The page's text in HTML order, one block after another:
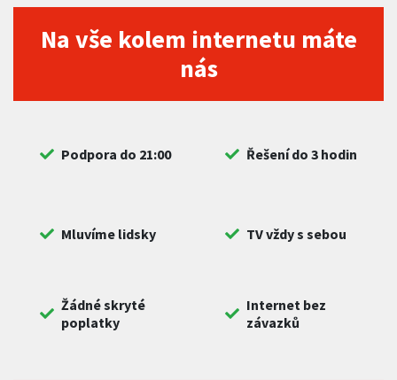
Na vše kolem internetu máte
nás
Podpora do 21:00 Řešení do 3 hodin
Mluvíme lidsky TV vždy s sebou
Žádné skryté
poplatky
Internet bez
závazků